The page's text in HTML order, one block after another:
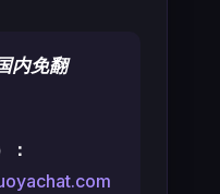
内免翻
：